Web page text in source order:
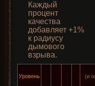
Каждый
процент
качества
добавляет +1%
к радиусу
дымового
взрыва.
Уровень
(и